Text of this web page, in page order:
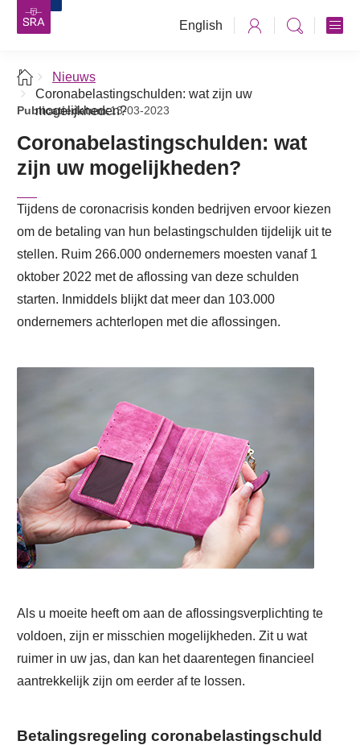
English
Nieuws
Coronabelastingschulden: wat zijn uw
mogelijkheden?
Publicatiedatum:13-03-2023
Coronabelastingschulden: wat
zijn uw mogelijkheden?
Tijdens de coronacrisis konden bedrijven ervoor kiezen
om de betaling van hun belastingschulden tijdelijk uit te
stellen. Ruim 266.000 ondernemers moesten vanaf 1
oktober 2022 met de aflossing van deze schulden
starten. Inmiddels blijkt dat meer dan 103.000
ondernemers achterlopen met die aflossingen.
Als u moeite heeft om aan de aflossingsverplichting te
voldoen, zijn er misschien mogelijkheden. Zit u wat
ruimer in uw jas, dan kan het daarentegen financieel
aantrekkelijk zijn om eerder af te lossen.
Betalingsregeling coronabelastingschuld